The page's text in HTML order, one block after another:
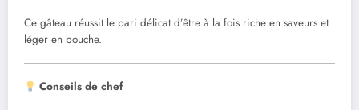
Ce gâteau réussit le pari délicat d’être à la fois riche en saveurs et
léger en bouche.
Conseils de chef